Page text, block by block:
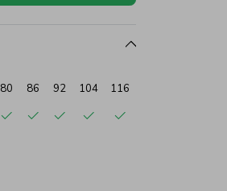
80 86 92 104
116